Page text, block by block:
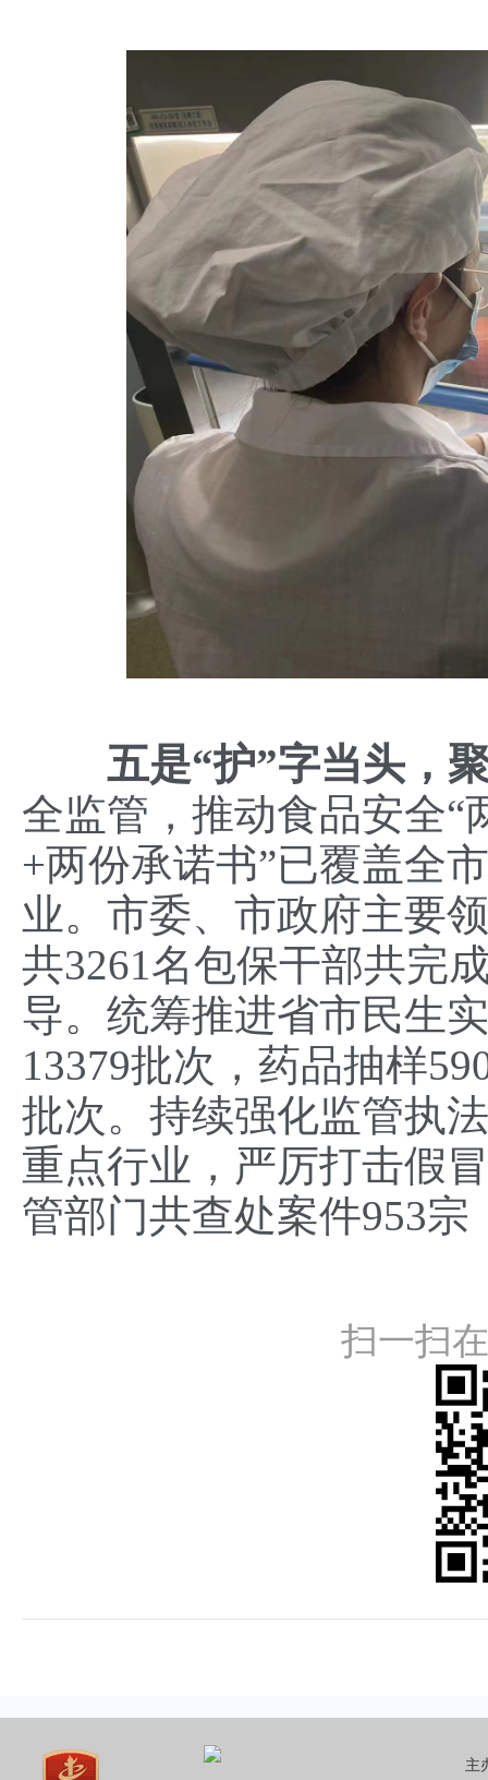
五是“护”字当头 ，
全监管，推动食品安全“
+两份承诺书”已覆盖全
业。市委、市政府主要
共3261名包保干部共完
导。统筹推进省市民生
13379批次，药品抽样
批次。持续强化监管执
重点行业，严厉打击假
管部门共查处案件953宗
扫一扫
主